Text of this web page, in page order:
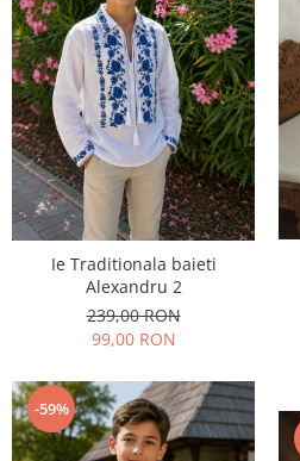
Ie Traditionala baieti
Alexandru 2
239,00 RON
99,00 RON
-59%